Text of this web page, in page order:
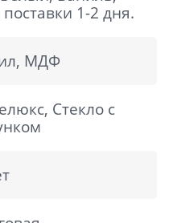
1-2 дня.
МДФ
Стекло с